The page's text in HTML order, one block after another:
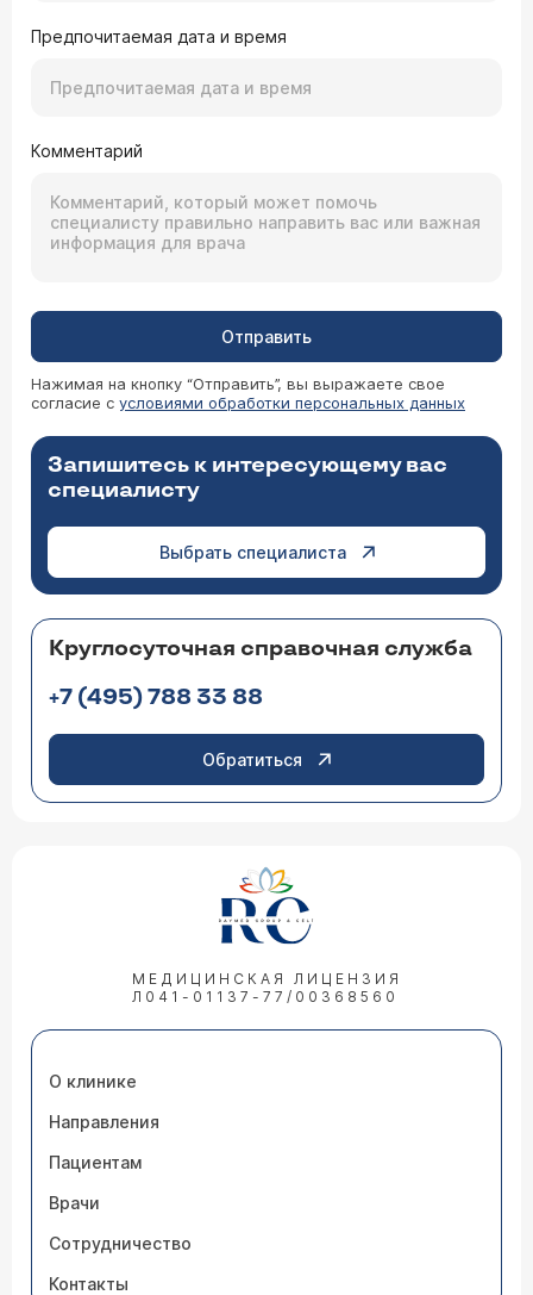
Предпочитаемая дата и время
Комментарий
Отправить
Нажимая на кнопку “Отправить”, вы выражаете свое
согласие с условиями обработки персональных данных
Запишитесь к интересующему вас
специалисту
Выбрать специалиста
Круглосуточная справочная служба
+7 (495) 788 33 88
Обратиться
МЕДИЦИНСКАЯ ЛИЦЕНЗИЯ
Л041-01137-77/00368560
О клинике
Направления
Пациентам
Врачи
Сотрудничество
Контакты